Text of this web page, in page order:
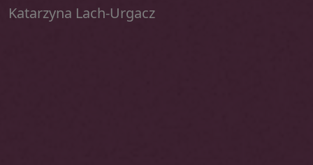
Katarzyna Lach-Urgacz